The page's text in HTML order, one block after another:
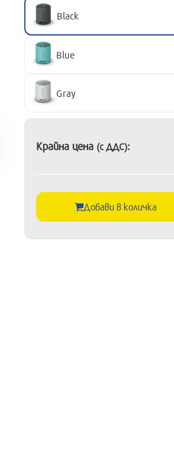
Black
Blue
Gray
Крайна цена (с ДДС):
Добави в количка